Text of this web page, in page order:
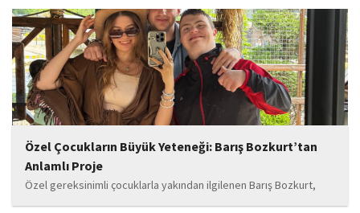
Özel Çocukların Büyük Yeteneği: Barış Bozkurt’tan
Anlamlı Proje
Özel gereksinimli çocuklarla yakından ilgilenen Barış Bozkurt,
hayata geçirdiği örnek çalışma ile hem eğitim camiasının hem de